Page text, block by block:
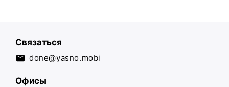
Связаться
done@yasno.mobi
Офисы